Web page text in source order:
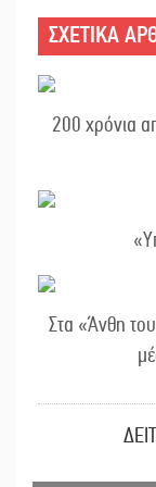
ΣΧΕΤΙΚΑ
200 χρόνια
Στα «Άνθη